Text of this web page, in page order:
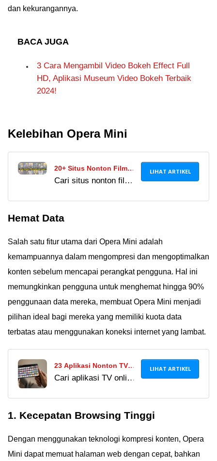
dan kekurangannya.
BACA JUGA
3 Cara Mengambil Video Bokeh Effect Full
HD, Aplikasi Museum Video Bokeh Terbaik
2024!
Kelebihan Opera Mini
20+ Situs Nonton Film
Gratis & Terbaik 2024,
Cari situs nonton film
IndoXXI! Cek 15 link
aman, & bebas
malware di sini.
LIHAT ARTIKEL
Hemat Data
Salah satu fitur utama dari Opera Mini adalah
kemampuannya dalam mengompresi dan mengoptimalkan
konten sebelum mencapai perangkat pengguna. Hal ini
memungkinkan pengguna untuk menghemat hingga 90%
penggunaan data mereka, membuat Opera Mini menjadi
pilihan ideal bagi mereka yang memiliki kuota data
terbatas atau menggunakan koneksi internet yang lambat.
23 Aplikasi Nonton TV
Online di Android & PC
Cari aplikasi TV online
streaming bola kualitas
Cek rekomendasi
lengkap dan amannya
LIHAT ARTIKEL
1. Kecepatan Browsing Tinggi
Dengan menggunakan teknologi kompresi konten, Opera
Mini dapat memuat halaman web dengan cepat, bahkan